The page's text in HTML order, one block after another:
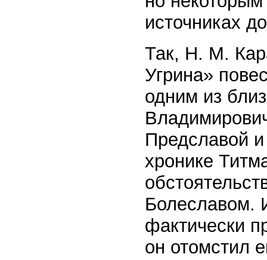
источниках
Так, Н. М.
Угрина»
одним из
Предславой
хронике
Болеславом.
фактически
он отомстил